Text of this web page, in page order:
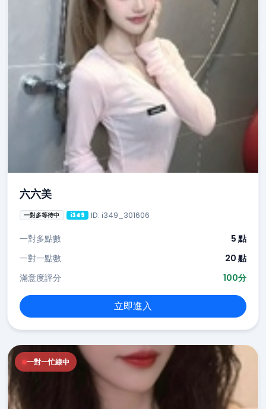
六六美
一對多等待中 i349 ID: i349_301606
一對多點數
5 點
一對一點數
20 點
滿意度評分
100分
立即進入
一對一忙線中